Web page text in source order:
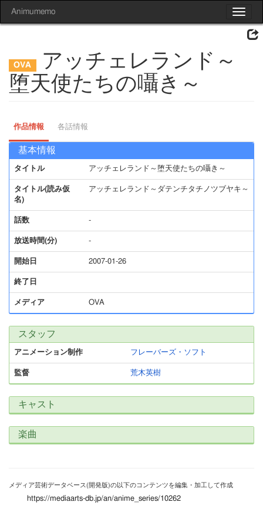
Toggle
Animumemo
アッチェレランド～
堕天使たちの囁き～
作品情報 各話情報
基本情報
タイトル アッチェレランド～堕天使たちの囁き～
タイトル(読み仮
名)
アッチェレランド～ダテンチタチノツブヤキ～
話数 -
放送時間(分) -
開始日 2007-01-26
終了日
メディア OVA
スタッフ
アニメーション制作 フレーバーズ・ソフト
監督 荒木英樹
キャスト
楽曲
メディア芸術データベース(開発版)の以下のコンテンツを編集・加工して作成
https://mediaarts-db.jp/an/anime_series/10262